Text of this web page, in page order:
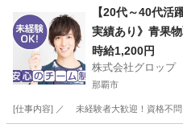
食器 ポット
【20代～40代活
実績あり》青果
日勤／残業なし／
時給1,200円
株式会社グロップ
那覇市
[仕事内容] ／ 未経験者大歓迎！資格不